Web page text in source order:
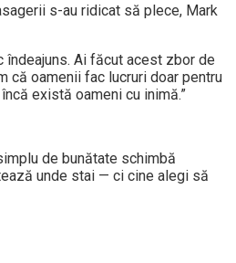
s-au ridicat să plece, Mark
Ai făcut acest zbor de
că oamenii fac lucruri doar pentru
există oameni cu inimă.”
de bunătate schimbă
unde stai — ci cine alegi să